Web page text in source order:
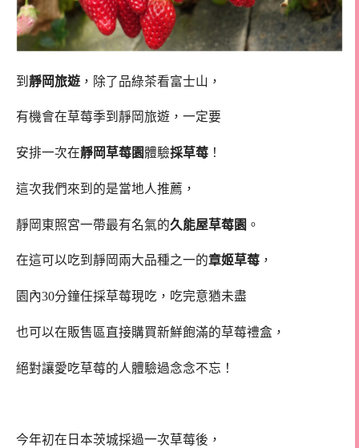
到 靜岡旅遊 ，除了品綠茶看富士山，
有機會在草莓季到靜岡旅遊，一定要
安排一次在靜岡草莓園體驗採草莓 ！
這次我們來到的是當地人推薦，
靜岡東照宮一帶最有名氣的久能屋草莓園 。
在這可以吃到靜岡兩大品種之一的章姬草莓 ，
園內30分鐘任採草莓現吃，吃完意猶未盡
也可以在販售區直接購買新鮮飽滿的草莓禮盒，
絕對讓愛吃草莓的人體驗過念念不忘！
今年初在日本茨城採過一次草莓後，